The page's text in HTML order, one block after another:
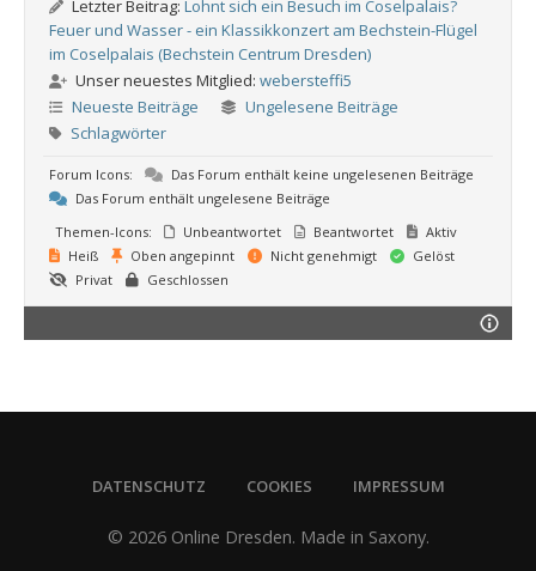
Letzter Beitrag: Lohnt sich ein Besuch im Coselpalais?
Feuer und Wasser - ein Klassikkonzert am Bechstein-Flügel
im Coselpalais (Bechstein Centrum Dresden)
Unser neuestes Mitglied: webersteffi5
Neueste Beiträge
Ungelesene Beiträge
Schlagwörter
Forum Icons:
Das Forum enthält keine ungelesenen Beiträge
Das Forum enthält ungelesene Beiträge
Themen-Icons:
Unbeantwortet Beantwortet
Aktiv
Heiß
Oben angepinnt Nicht genehmigt
Gelöst
Privat
Geschlossen
DATENSCHUTZ COOKIES IMPRESSUM
© 2026 Online Dresden. Made in Saxony.